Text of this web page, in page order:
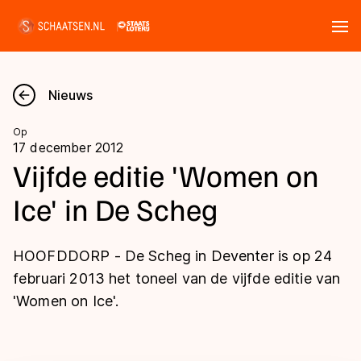
Nieuws
Kalender
Disciplines
Langebaan
Shorttrack
Uitslagen
Langebaan
Tijden & historie
Nieuws
Op
17 december 2012
Vijfde editie 'Women on
Ice' in De Scheg
HOOFDDORP - De Scheg in Deventer is op 24
februari 2013 het toneel van de vijfde editie van
'Women on Ice'.